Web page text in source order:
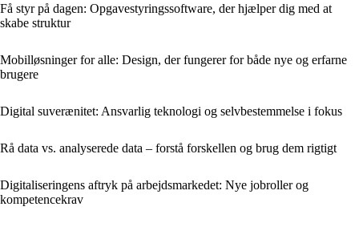
Få styr på dagen: Opgavestyringssoftware, der hjælper dig med at
skabe struktur
Mobil­løsninger for alle: Design, der fungerer for både nye og erfarne
brugere
Digital suverænitet: Ansvarlig teknologi og selvbestemmelse i fokus
Rå data vs. analyserede data – forstå forskellen og brug dem rigtigt
Digitaliseringens aftryk på arbejdsmarkedet: Nye jobroller og
kompetencekrav